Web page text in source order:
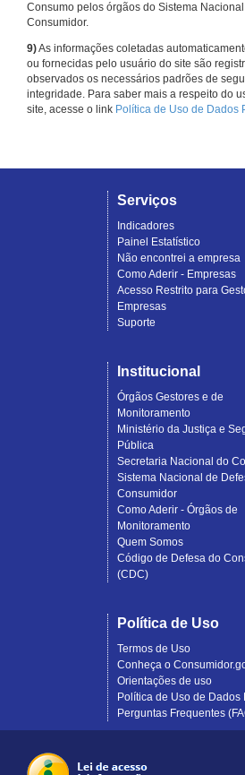
Consumo pelos órgãos do Sistema
Consumidor.
9)As informações coletadas
ou fornecidas pelo usuário do site são
observados os necessários padrões de
integridade. Para saber mais a respeito do
site, acesse o link Política de Uso de Dados
Serviços
Indicadores
Painel Estatístico
Não encontrei a empresa
Como Aderir - Empresas
Acesso Restrito para
Empresas
Suporte
Institucional
Órgãos Gestores e de
Monitoramento
Ministério da Justiça e
Pública
Secretaria Nacional do
Sistema Nacional de
Consumidor
Como Aderir - Órgãos de
Monitoramento
Quem Somos
Código de Defesa do
(CDC)
Política de Uso
Termos de Uso
Conheça o
Orientações de uso
Política de Uso de Dados
Perguntas Frequentes